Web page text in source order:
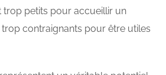
trop petits pour accueillir un
contraignants pour être utiles